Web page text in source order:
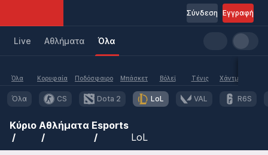
Εγγραφή
Σύνδεση
Live Aθλήματα Όλα
Όλα Κορυφαία Ποδόσφαιρο Μπάσκετ Βόλεϊ Τένις Χάντμπολ
Όλα CS Dota 2 LoL VAL R6S
Κύριο Αθλήματα Esports
LoL